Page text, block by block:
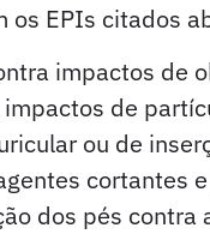
os EPIs citados
impactos de
de
ou de
cortantes
dos pés